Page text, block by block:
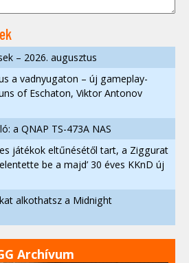
– 2026. augusztus
a vadnyugaton – új gameplay-
of Eschaton, Viktor Antonov
a QNAP TS-473A NAS
játékok eltűnésétől tart, a Ziggurat
be a majd’ 30 éves KKnD új
alkothatsz a Midnight
Archívum